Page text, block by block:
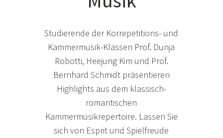
Studierende der Korrepetitions- und
Kammermusik-Klassen Prof. Dunja
Robotti, Heejung Kim und Prof.
Bernhard Schmidt präsentieren
Highlights aus dem klassisch-
romantischen
Kammermusikrepertoire. Lassen Sie
sich von Esprit und Spielfreude